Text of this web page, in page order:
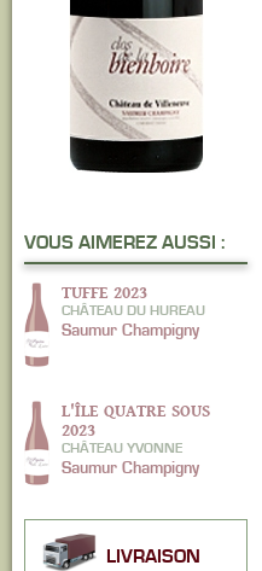
VOUS AIMEREZ AUSSI :
TUFFE 2023
CHÂTEAU DU HUREAU
Saumur Champigny
L'ÎLE QUATRE SOUS
2023
CHÂTEAU YVONNE
Saumur Champigny
LIVRAISON